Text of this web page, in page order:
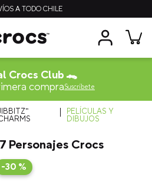
A TODO CHILE
Crocs Club 🐊
compraSuscríbete
PELÍCULAS Y
DIBUJOS
Personajes Crocs
-30 %